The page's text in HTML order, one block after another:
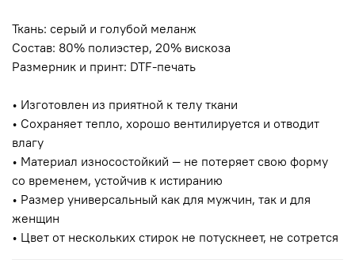
Ткань: серый и голубой меланж
Состав: 80% полиэстер, 20% вискоза
Размерник и принт: DTF-печать
• Изготовлен из приятной к телу ткани
• Сохраняет тепло, хорошо вентилируется и отводит
влагу
• Материал износостойкий — не потеряет свою форму
со временем, устойчив к истиранию
• Размер универсальный как для мужчин, так и для
женщин
• Цвет от нескольких стирок не потускнеет, не сотрется